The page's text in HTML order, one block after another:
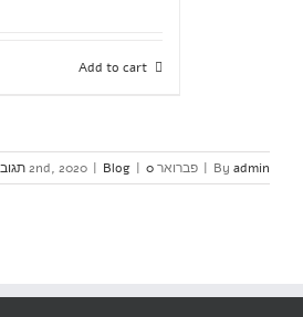
Add to cart
By admin
| פברואר 2nd, 2020 | Blog | 0 תגובות